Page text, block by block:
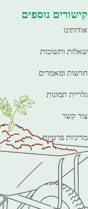
קישורים נוספים
אודותינו
שאלות ותשובות
חדשות ומאמרים
גלריית תמונות
צור קשר
מדיניות פרטיות